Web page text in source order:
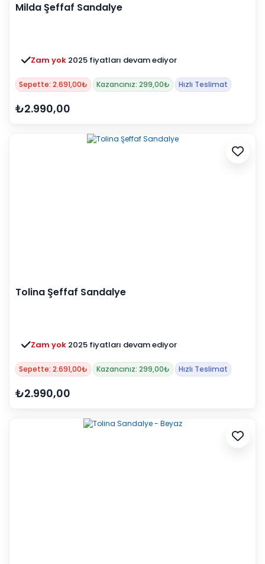
Milda Şeffaf Sandalye
Zam yok 2025 fiyatları devam ediyor
Sepette: 2.691,00₺ Kazancınız: 299,00₺ Hızlı Teslimat
₺2.990,00
Tolina Şeffaf Sandalye
Zam yok 2025 fiyatları devam ediyor
Sepette: 2.691,00₺ Kazancınız: 299,00₺ Hızlı Teslimat
₺2.990,00